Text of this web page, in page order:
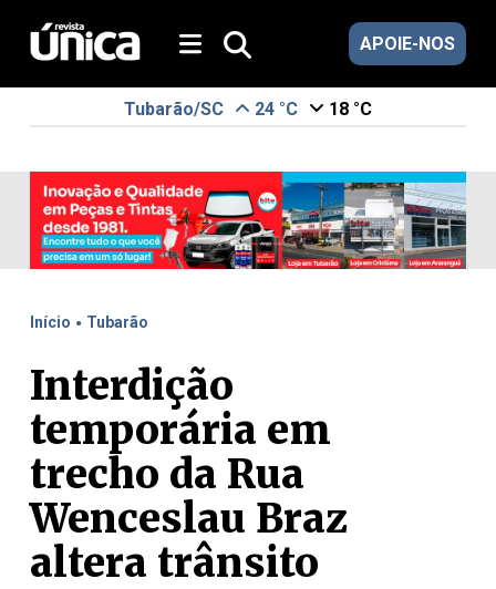
APOIE-NOS
Tubarão/SC 24 °C 18 °C
Início . Tubarão
Interdição
temporária em
trecho da Rua
Wenceslau Braz
altera trânsito